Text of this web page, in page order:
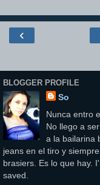
‹
BLOGGER PROFILE
So
Nunca entro
No llego a
a la bailarina
jeans en el tiro y
brasiers. Es lo que hay.
saved.